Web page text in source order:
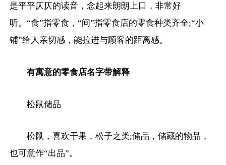
是平平仄仄的读音，念起来朗朗上口，非常好
听。“食”指零食，“间”指零食店的零食种类齐全;“小
铺”给人亲切感，能拉进与顾客的距离感。
有寓意的零食店名字带解释
松鼠储品
松鼠，喜欢干果，松子之类;储品，储藏的物品，
也可意作“出品”。